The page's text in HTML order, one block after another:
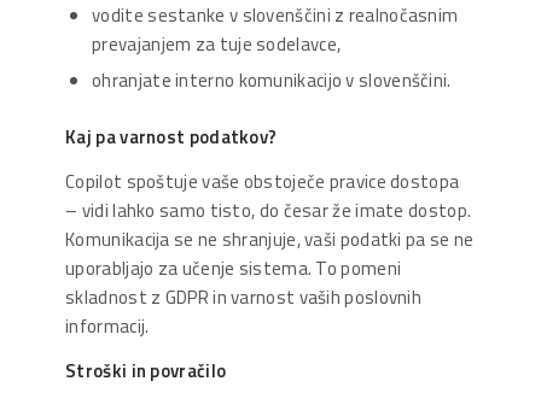
vodite sestanke v slovenščini z realnočasnim
prevajanjem za tuje sodelavce,
ohranjate interno komunikacijo v slovenščini.
Kaj pa varnost podatkov?
Copilot spoštuje vaše obstoječe pravice dostopa
– vidi lahko samo tisto, do česar že imate dostop.
Komunikacija se ne shranjuje, vaši podatki pa se ne
uporabljajo za učenje sistema. To pomeni
skladnost z GDPR in varnost vaših poslovnih
informacij.
Stroški in povračilo